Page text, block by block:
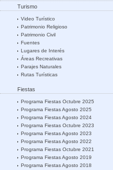
Turismo
Video Turístico
Patrimonio Religioso
Patrimonio Civil
Fuentes
Lugares de Interés
Áreas Recreativas
Parajes Naturales
Rutas Turísticas
Fiestas
Programa Fiestas Octubre 2025
Programa Fiestas Agosto 2025
Programa Fiestas Agosto 2024
Programa Fiestas Octubre 2023
Programa Fiestas Agosto 2023
Programa Fiestas Agosto 2022
Programa Fiestas Octubre 2021
Programa Fiestas Agosto 2019
Programa Fiestas Agosto 2018